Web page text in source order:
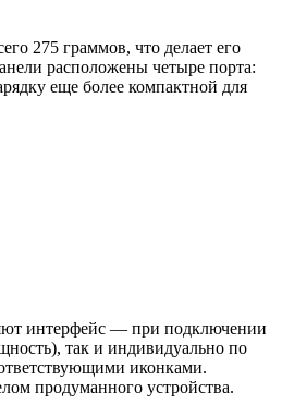
275 граммов, что делает его
расположены четыре порта:
еще более компактной для
интерфейс — при подключении
так и индивидуально по
иконками.
продуманного устройства.